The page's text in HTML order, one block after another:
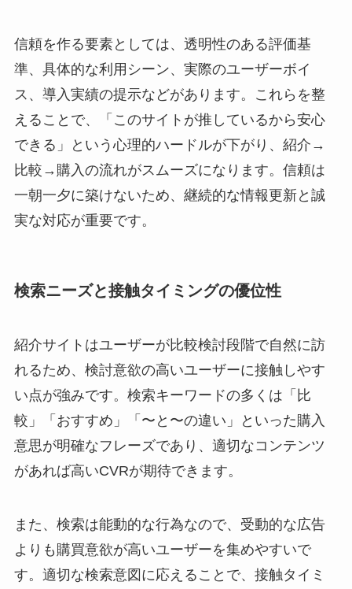
信頼を作る要素としては、透明性のある評価基
準、具体的な利用シーン、実際のユーザーボイ
ス、導入実績の提示などがあります。これらを整
えることで、「このサイトが推しているから安心
できる」という心理的ハードルが下がり、紹介→
比較→購入の流れがスムーズになります。信頼は
一朝一夕に築けないため、継続的な情報更新と誠
実な対応が重要です。
検索ニーズと接触タイミングの優位性
紹介サイトはユーザーが比較検討段階で自然に訪
れるため、検討意欲の高いユーザーに接触しやす
い点が強みです。検索キーワードの多くは「比
較」「おすすめ」「〜と〜の違い」といった購入
意思が明確なフレーズであり、適切なコンテンツ
があれば高いCVRが期待できます。
また、検索は能動的な行為なので、受動的な広告
よりも購買意欲が高いユーザーを集めやすいで
す。適切な検索意図に応えることで、接触タイミ